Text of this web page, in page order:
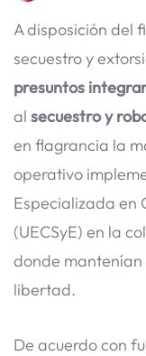
A disposición del
secuestro y
presuntos
al secuestro y
en flagrancia la
operativo
Especializada en
(UECSyE) en la
donde
libertad.
De acuerdo con